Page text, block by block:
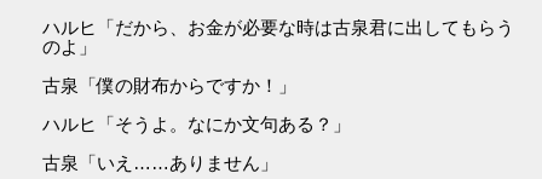
ハルヒ「だから、お金が必要な時は古泉君に出してもらう
のよ」
古泉「僕の財布からですか！」
ハルヒ「そうよ。なにか文句ある？」
古泉「いえ……ありません」